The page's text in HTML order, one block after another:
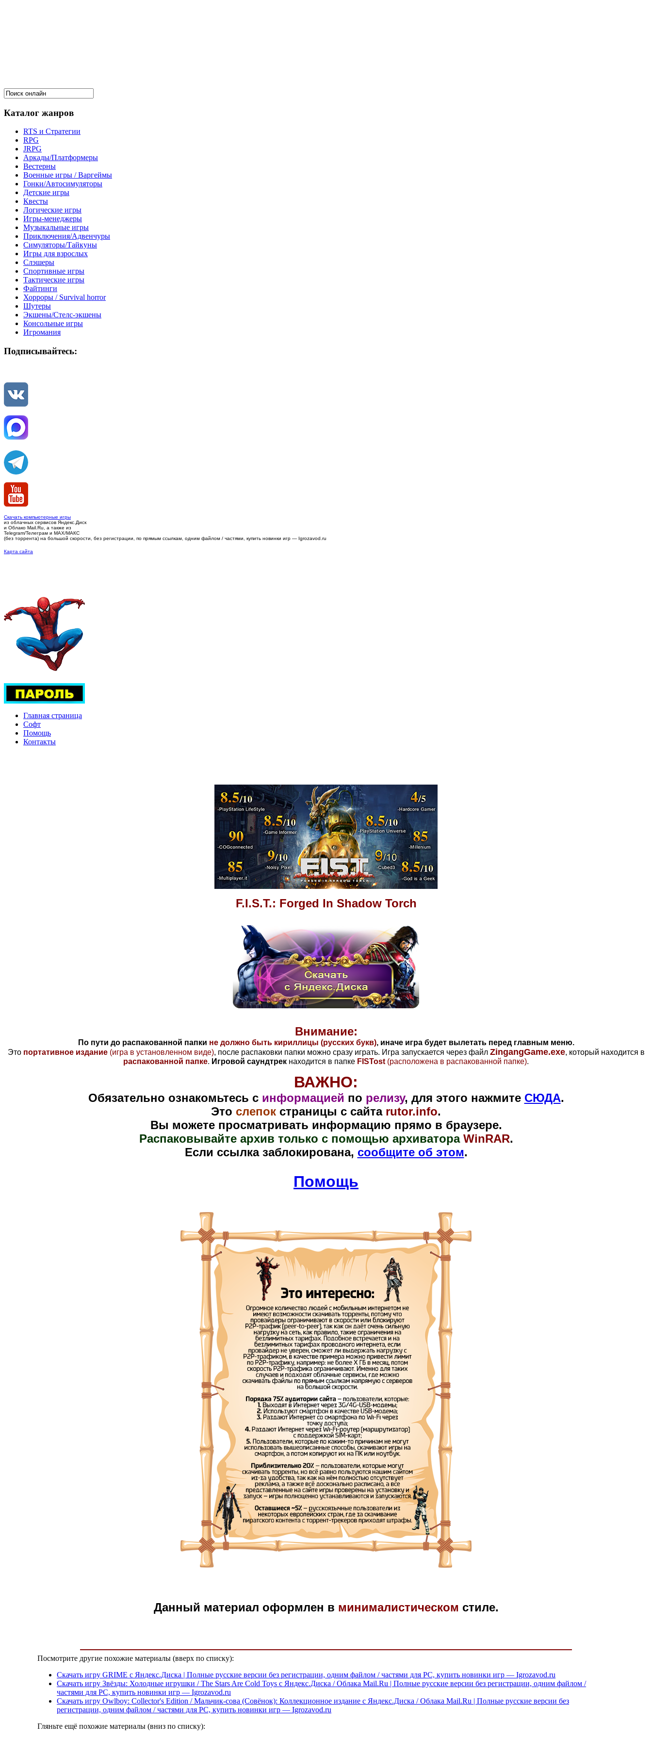
Каталог жанров
RTS и Стратегии
RPG
JRPG
Аркады/Платформеры
Вестерны
Военные игры / Варгеймы
Гонки/Автосимуляторы
Детские игры
Квесты
Логические игры
Игры-менеджеры
Музыкальные игры
Приключения/Адвенчуры
Симуляторы/Тайкуны
Игры для взрослых
Слэшеры
Спортивные игры
Тактические игры
Файтинги
Хорроры / Survival horror
Шутеры
Экшены/Стелс-экшены
Консольные игры
Игромания
Подписывайтесь:
Скачать компьютерные игры
из облачных сервисов Яндекс.Диск
и Облако Mail.Ru, а также из
Telegram/Телеграм и MAX/МАКС
(без торрента) на большой скорости, без регистрации, по прямым ссылкам, одним файлом / частями, купить новинки игр — Igrozavod.ru
Карта сайта
Главная страница
Софт
Помощь
Контакты
F.I.S.T.: Forged In Shadow Torch
Внимание:
По пути до распакованной папки не должно быть кириллицы (русских букв), иначе игра будет вылетать перед главным меню.
Это портативное издание (игра в установленном виде), после распаковки папки можно сразу играть. Игра запускается через файл ZingangGame.exe, который находится в
распакованной папке. Игровой саундтрек находится в папке FISTost (расположена в распакованной папке).
ВАЖНО:
Обязательно ознакомьтесь с информацией по релизу, для этого нажмите СЮДА.
Это слепок страницы с сайта rutor.info.
Вы можете просматривать информацию прямо в браузере.
Распаковывайте архив только с помощью архиватора WinRAR.
Если ссылка заблокирована, сообщите об этом.
Помощь
Данный материал оформлен в минималистическом стиле.
Посмотрите другие похожие материалы (вверх по списку):
Скачать игру GRIME с Яндекс.Диска | Полные русские версии без регистрации, одним файлом / частями для PC, купить новинки игр — Igrozavod.ru
Скачать игру Звёзды: Холодные игрушки / The Stars Are Cold Toys с Яндекс.Диска / Облака Mail.Ru | Полные русские версии без регистрации, одним файлом /
частями для PC, купить новинки игр — Igrozavod.ru
Скачать игру Owlboy: Collector's Edition / Мальчик-сова (Совёнок): Коллекционное издание с Яндекс.Диска / Облака Mail.Ru | Полные русские версии без
регистрации, одним файлом / частями для PC, купить новинки игр — Igrozavod.ru
Гляньте ещё похожие материалы (вниз по списку):